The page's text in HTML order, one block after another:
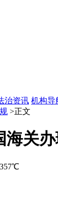
治资讯 机构导
>正文
海关